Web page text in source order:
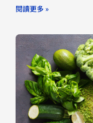
閱讀更多 »